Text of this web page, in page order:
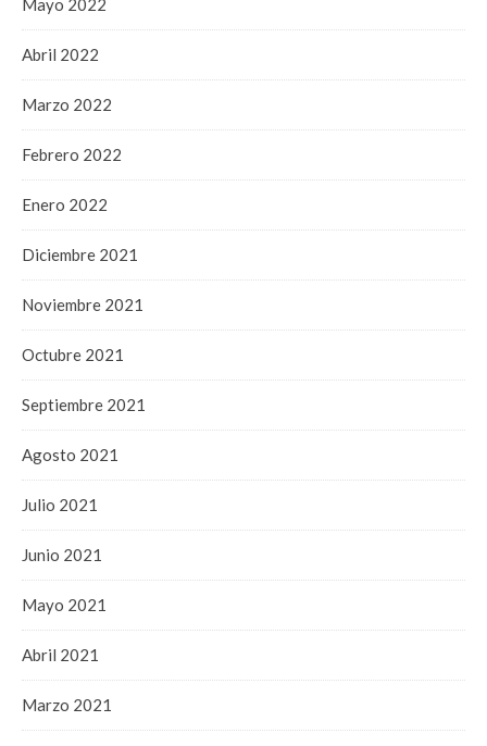
Mayo 2022
Abril 2022
Marzo 2022
Febrero 2022
Enero 2022
Diciembre 2021
Noviembre 2021
Octubre 2021
Septiembre 2021
Agosto 2021
Julio 2021
Junio 2021
Mayo 2021
Abril 2021
Marzo 2021